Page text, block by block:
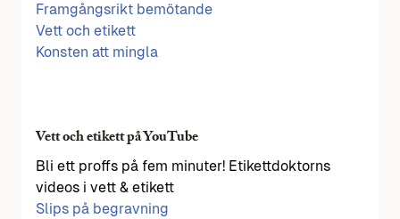
Framgångsrikt bemötande
Vett och etikett
Konsten att mingla
Vett och etikett på YouTube
Bli ett proffs på fem minuter! Etikettdoktorns
videos i vett & etikett
Slips på begravning